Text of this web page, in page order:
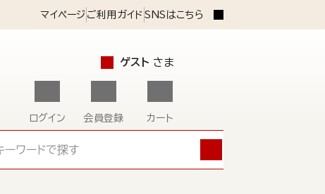
マイページ ご利用ガイド SNSはこちら
ゲスト さま
ログイン 会員登録 カート